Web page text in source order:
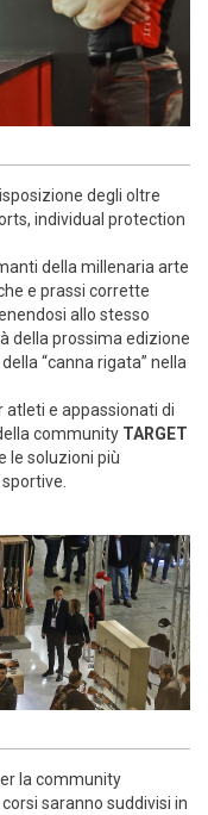
degli oltre
individual protection
della millenaria arte
e prassi corrette
allo stesso
della prossima edizione
“canna rigata” nella
e appassionati di
community TARGET
le soluzioni più
la community
corsi saranno suddivisi in